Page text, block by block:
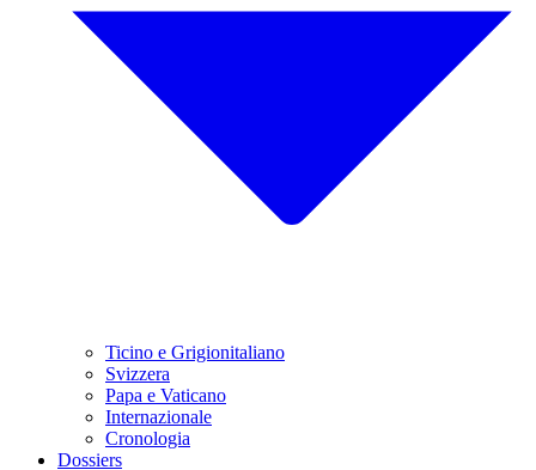
Ticino e Grigionitaliano
Svizzera
Papa e Vaticano
Internazionale
Cronologia
Dossiers